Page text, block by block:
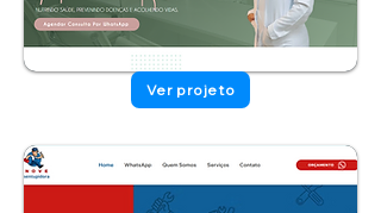
Ver projeto